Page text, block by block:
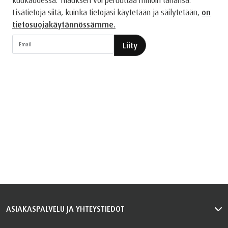
Lisätietoja siitä, kuinka tietojasi käytetään ja säilytetään, on
tietosuojakäytännössämme.
Liity
ASIAKASPALVELU JA YHTEYSTIEDOT